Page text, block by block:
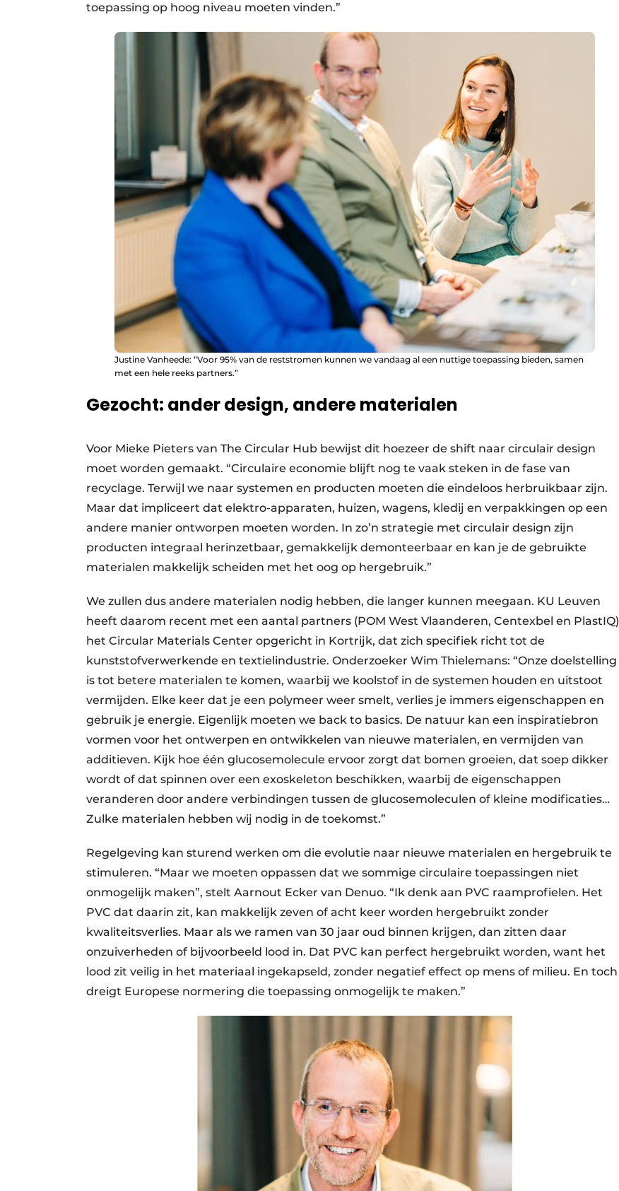
toepassing op hoog niveau moeten vinden.”
Justine Vanheede: “Voor 95% van de reststromen kunnen we vandaag al een nuttige toepassing bieden, samen
met een hele reeks partners.”
Gezocht: ander design, andere materialen
Voor Mieke Pieters van The Circular Hub bewijst dit hoezeer de shift naar circulair design
moet worden gemaakt. “Circulaire economie blijft nog te vaak steken in de fase van
recyclage. Terwijl we naar systemen en producten moeten die eindeloos herbruikbaar zijn.
Maar dat impliceert dat elektro-apparaten, huizen, wagens, kledij en verpakkingen op een
andere manier ontworpen moeten worden. In zo’n strategie met circulair design zijn
producten integraal herinzetbaar, gemakkelijk demonteerbaar en kan je de gebruikte
materialen makkelijk scheiden met het oog op hergebruik.”
We zullen dus andere materialen nodig hebben, die langer kunnen meegaan. KU Leuven
heeft daarom recent met een aantal partners (POM West Vlaanderen, Centexbel en PlastIQ)
het Circular Materials Center opgericht in Kortrijk, dat zich specifiek richt tot de
kunststofverwerkende en textielindustrie. Onderzoeker Wim Thielemans: “Onze doelstelling
is tot betere materialen te komen, waarbij we koolstof in de systemen houden en uitstoot
vermijden. Elke keer dat je een polymeer weer smelt, verlies je immers eigenschappen en
gebruik je energie. Eigenlijk moeten we back to basics. De natuur kan een inspiratiebron
vormen voor het ontwerpen en ontwikkelen van nieuwe materialen, en vermijden van
additieven. Kijk hoe één glucosemolecule ervoor zorgt dat bomen groeien, dat soep dikker
wordt of dat spinnen over een exoskeleton beschikken, waarbij de eigenschappen
veranderen door andere verbindingen tussen de glucosemoleculen of kleine modificaties…
Zulke materialen hebben wij nodig in de toekomst.”
Regelgeving kan sturend werken om die evolutie naar nieuwe materialen en hergebruik te
stimuleren. “Maar we moeten oppassen dat we sommige circulaire toepassingen niet
onmogelijk maken”, stelt Aarnout Ecker van Denuo. “Ik denk aan PVC raamprofielen. Het
PVC dat daarin zit, kan makkelijk zeven of acht keer worden hergebruikt zonder
kwaliteitsverlies. Maar als we ramen van 30 jaar oud binnen krijgen, dan zitten daar
onzuiverheden of bijvoorbeeld lood in. Dat PVC kan perfect hergebruikt worden, want het
lood zit veilig in het materiaal ingekapseld, zonder negatief effect op mens of milieu. En toch
dreigt Europese normering die toepassing onmogelijk te maken.”